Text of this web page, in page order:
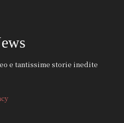
e tantissime storie inedite